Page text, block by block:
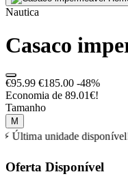
Nautica
Casaco
€95.99 €185.00 -48%
Economia de 89.01€!
Tamanho
M
⚡ Última unidade
Oferta Disponível